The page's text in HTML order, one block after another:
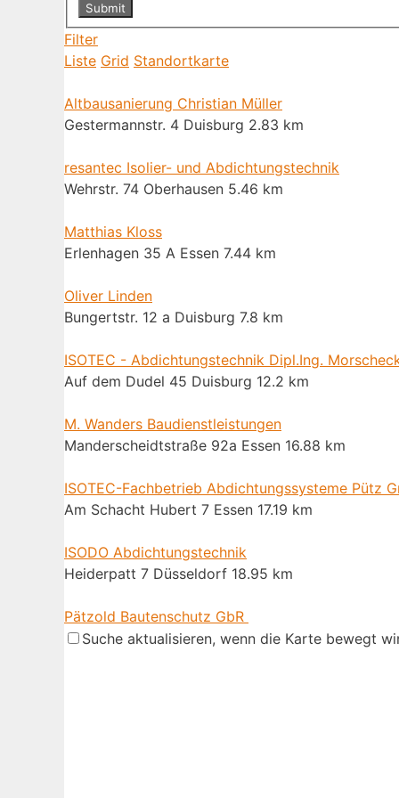
Filter
Liste Grid Standortkarte
Altbausanierung Christian Müller
Gestermannstr. 4 Duisburg 2.83 km
resantec Isolier- und Abdichtungstechnik
Wehrstr. 74 Oberhausen 5.46 km
Matthias Kloss
Erlenhagen 35 A Essen 7.44 km
Oliver Linden
Bungertstr. 12 a Duisburg 7.8 km
ISOTEC - Abdichtungstechnik Dipl.Ing.
Auf dem Dudel 45 Duisburg 12.2 km
M. Wanders Baudienstleistungen
Manderscheidtstraße 92a Essen 16.88 km
ISOTEC-Fachbetrieb Abdichtungssysteme Pütz
Am Schacht Hubert 7 Essen 17.19 km
ISODO Abdichtungstechnik
Heiderpatt 7 Düsseldorf 18.95 km
Pätzold Bautenschutz GbR
Westenfelder Str. 76 Bochum 23.15 km
Suche aktualisieren, wenn die Karte bewegt